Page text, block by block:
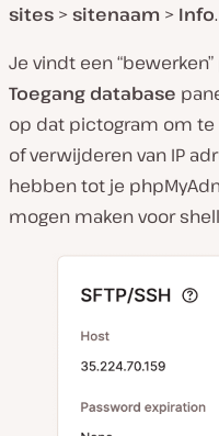
sites >sitenaam > Info.
Je vindt een
Toegang database
op dat pictogram om
of verwijderen van IP
hebben tot je
mogen maken voor